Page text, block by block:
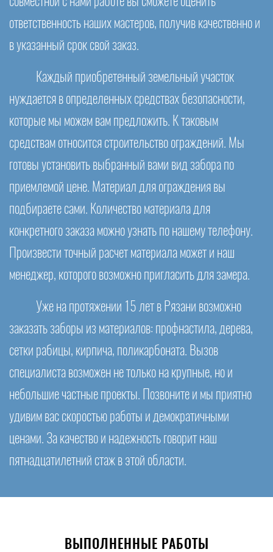
ответственность наших мастеров, получив качественно и
в указанный срок свой заказ.
Каждый приобретенный земельный участок
нуждается в определенных средствах безопасности,
которые мы можем вам предложить. К таковым
средствам относится строительство ограждений. Мы
готовы установить выбранный вами вид забора по
приемлемой цене. Материал для ограждения вы
подбираете сами. Количество материала для
конкретного заказа можно узнать по нашему телефону.
Произвести точный расчет материала может и наш
менеджер, которого возможно пригласить для замера.
Уже на протяжении 15 лет в Рязани возможно
заказать заборы из материалов: профнастила, дерева,
сетки рабицы, кирпича, поликарбоната. Вызов
специалиста возможен не только на крупные, но и
небольшие частные проекты. Позвоните и мы приятно
удивим вас скоростью работы и демократичными
ценами. За качество и надежность говорит наш
пятнадцатилетний стаж в этой области.
ВЫПОЛНЕННЫЕ РАБОТЫ